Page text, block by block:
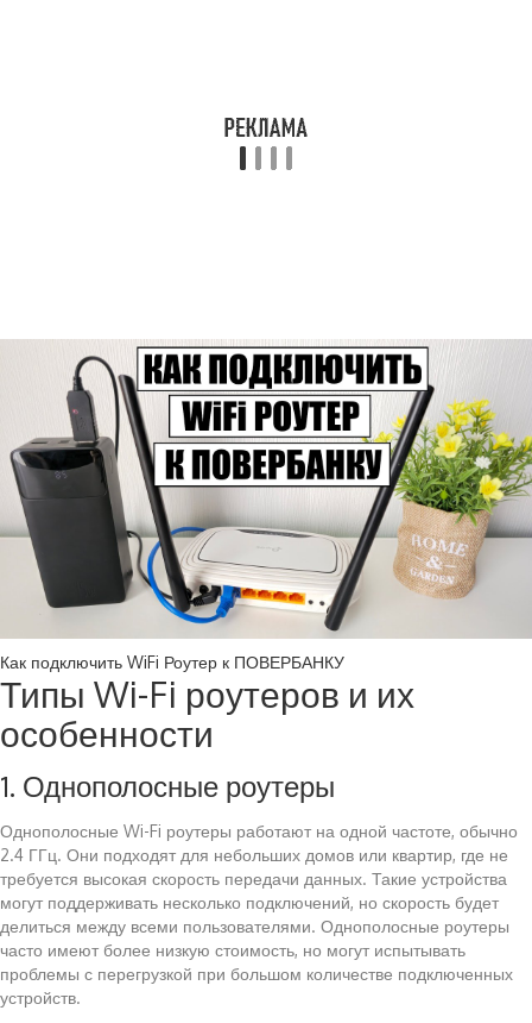
Как подключить WiFi Роутер к ПОВЕРБАНКУ
Типы Wi-Fi роутеров и их
особенности
1. Однополосные роутеры
Однополосные Wi-Fi роутеры работают на одной частоте, обычно
2.4 ГГц. Они подходят для небольших домов или квартир, где не
требуется высокая скорость передачи данных. Такие устройства
могут поддерживать несколько подключений, но скорость будет
делиться между всеми пользователями. Однополосные роутеры
часто имеют более низкую стоимость, но могут испытывать
проблемы с перегрузкой при большом количестве подключенных
устройств.